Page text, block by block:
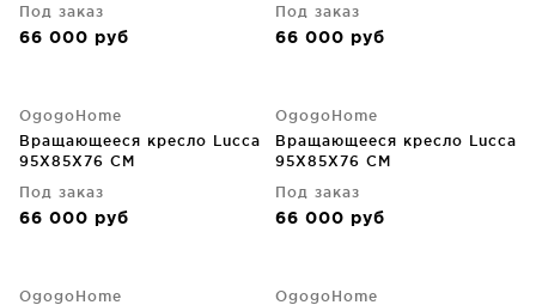
Под заказ
66 000 руб
Под заказ
66 000 руб
OgogoHome
Вращающееся кресло Lucca
95X85X76 CM
Под заказ
66 000 руб
OgogoHome
Вращающееся кресло Lucca
95X85X76 CM
Под заказ
66 000 руб
OgogoHome
OgogoHome